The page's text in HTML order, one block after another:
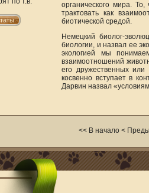
органического мира.
трактовать как
биотической средой.
Немецкий биолог-
биологии, и назвал ее
экологией мы
взаимоотношений
его дружественных
косвенно вступает в
Дарвин назвал
<< В начало <